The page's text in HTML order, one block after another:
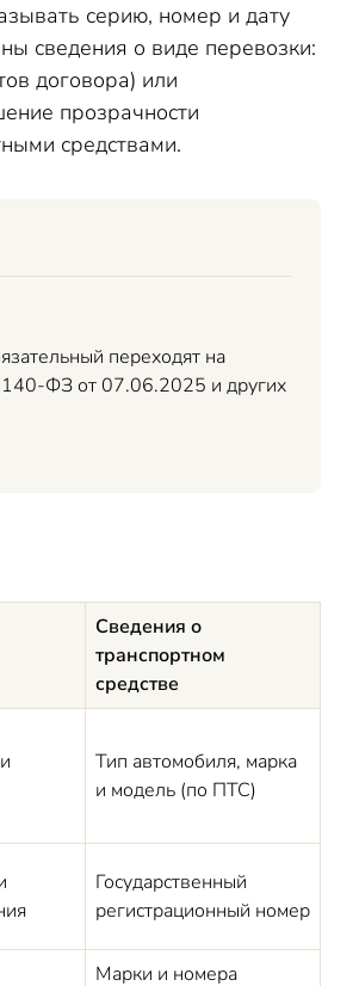
серию, номер и дату
сведения о виде перевозки:
договора) или
прозрачности
средствами.
переходят на
140-ФЗ от 07.06.2025 и других
Сведения о
транспортном
средстве
Тип автомобиля, марка
и модель (по ПТС)
Государственный
регистрационный номер
Марки и номера